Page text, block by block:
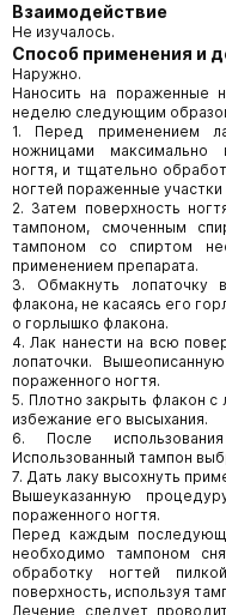
Взаимодействие
Не изучалось.
Способ применения и
Наружно.
Наносить на пораженные
неделю следующим
1. Перед применением
ножницами максимально
ногтя, и тщательно
ногтей пораженные участки
2. Затем поверхность
тампоном, смоченным
тампоном со спиртом
применением препарата.
3. Обмакнуть лопаточку
флакона, не касаясь его
о горлышко флакона.
4. Лак нанести на всю
лопаточки.
пораженного ногтя.
5. Плотно закрыть флакон с
избежание его высыхания.
6. После
Использованный тампон
7. Дать лаку высохнуть
Вышеуказанную
пораженного ногтя.
Перед каждым
необходимо тампоном
обработку ногтей
поверхность, используя
Лечение следует